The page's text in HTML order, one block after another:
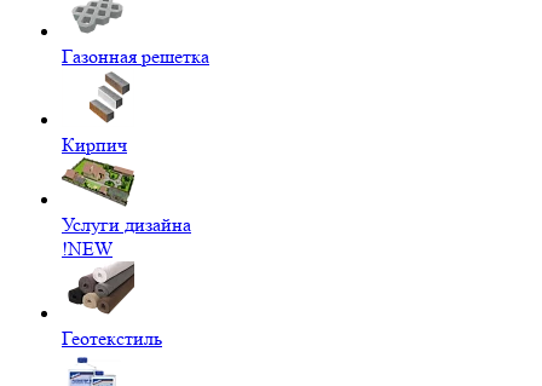
Газонная решетка
Кирпич
Услуги дизайна
!NEW
Геотекстиль